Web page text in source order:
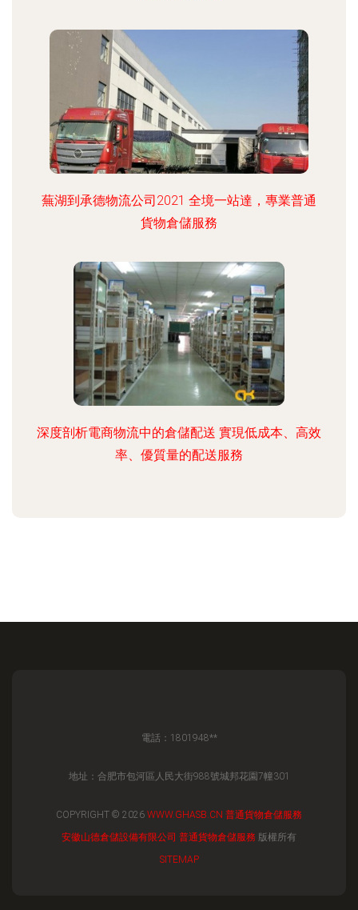
蕪湖到承德物流公司2021 全境一站達，專業普通
貨物倉儲服務
深度剖析電商物流中的倉儲配送 實現低成本、高效
率、優質量的配送服務
電話：1801948**
地址：合肥市包河區人民大街988號城邦花園7幢301
COPYRIGHT © 2026 WWW.GHASB.CN 普通貨物倉儲服務
安徽山德倉儲設備有限公司 普通貨物倉儲服務 版權所有
SITEMAP